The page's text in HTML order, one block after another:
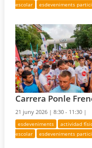
escolar
esdeveniments
Carrera Ponle
21 juny 2026 |8:30 - 11:30 |
esdeveniments actividad
escolar
esdeveniments